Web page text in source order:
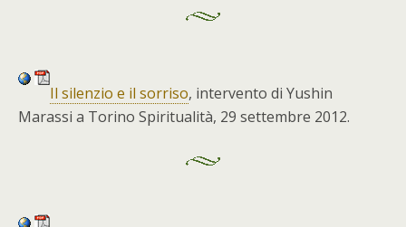
Il silenzio e il sorriso, intervento di Yushin
Marassi a Torino Spiritualità, 29 settembre 2012.